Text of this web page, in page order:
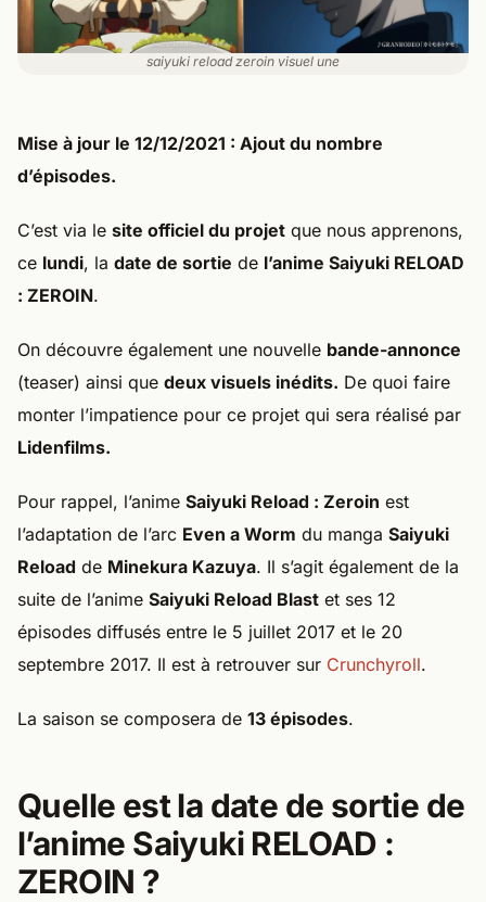
saiyuki reload zeroin visuel une
Mise à jour le 12/12/2021 : Ajout du nombre
d’épisodes.
C’est via le site officiel du projet que nous apprenons,
ce lundi, la date de sortie de l’anime Saiyuki RELOAD
: ZEROIN.
On découvre également une nouvelle bande-annonce
(teaser) ainsi que deux visuels inédits. De quoi faire
monter l’impatience pour ce projet qui sera réalisé par
Lidenfilms.
Pour rappel, l’anime Saiyuki Reload : Zeroin est
l’adaptation de l’arc Even a Worm du manga Saiyuki
Reload de Minekura Kazuya. Il s’agit également de la
suite de l’anime Saiyuki Reload Blast et ses 12
épisodes diffusés entre le 5 juillet 2017 et le 20
septembre 2017. Il est à retrouver sur Crunchyroll.
La saison se composera de 13 épisodes.
Quelle est la date de sortie de
l’anime Saiyuki RELOAD :
ZEROIN ?